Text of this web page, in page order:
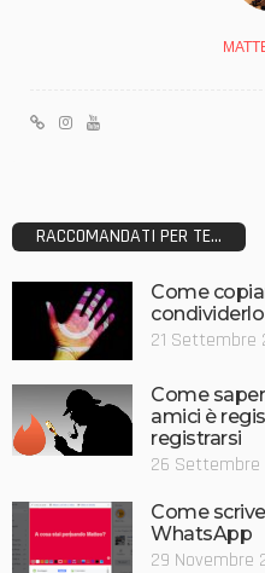
RACCOMANDATI PER TE...
Come
condividerlo
21 Settembre
Come
amici è
registrarsi
26 Settembre
Come
WhatsApp
29 Novembre